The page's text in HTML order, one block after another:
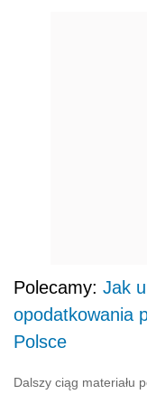
Polecamy: Jak
opodatkowania
Polsce
Dalszy ciąg materiału